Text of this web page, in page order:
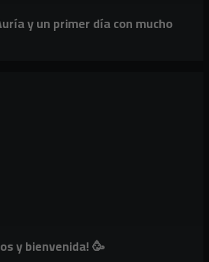
y un primer día con mucho
y bienvenida! 🥳